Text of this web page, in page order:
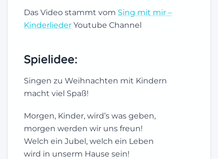
Das Video stammt vom Sing mit mir –
Kinderlieder Youtube Channel
Spielidee:
Singen zu Weihnachten mit Kindern
macht viel Spaß!
Morgen, Kinder, wird’s was geben,
morgen werden wir uns freun!
Welch ein Jubel, welch ein Leben
wird in unserm Hause sein!